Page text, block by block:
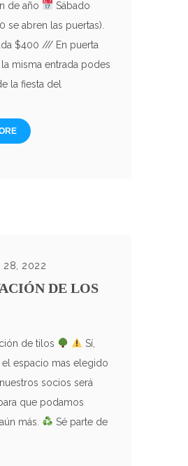
de año
Sábado
se abren las puertas).
$400 /// En puerta
misma entrada podes
la fiesta del
2022
DE LOS
de tilos
Sí,
el espacio mas elegido
socios será
que podamos
más.
Sé parte de